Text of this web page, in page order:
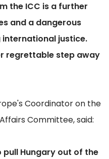
the ICC is a further
and a dangerous
justice.
regrettable step away
Coordinator on the
Committee, said:
pull Hungary out of the